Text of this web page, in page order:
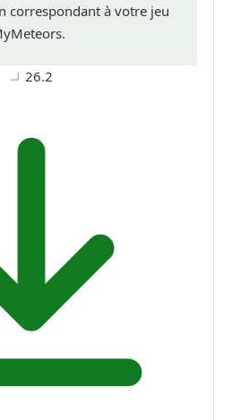
correspondant à votre jeu
26.2